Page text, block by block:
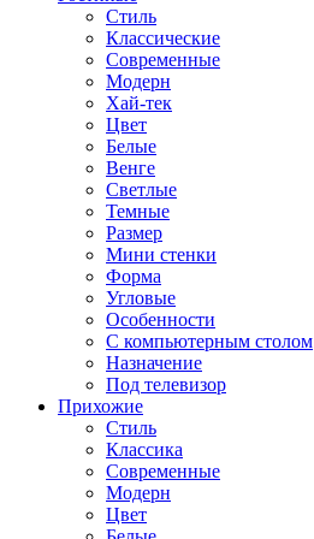
Стиль
Классические
Современные
Модерн
Хай-тек
Цвет
Белые
Венге
Светлые
Темные
Размер
Мини стенки
Форма
Угловые
Особенности
С компьютерным столом
Назначение
Под телевизор
Прихожие
Стиль
Классика
Современные
Модерн
Цвет